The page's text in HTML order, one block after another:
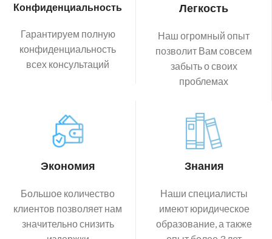
Конфиденциальность
Гарантируем полную
конфиденциальность
всех консультаций
Легкость
Наш огромный опыт
позволит Вам совсем
забыть о своих
проблемах
Экономия
Большое количество
клиентов позволяет нам
значительно снизить
Знания
Наши специалисты
имеют юридическое
образование, а также